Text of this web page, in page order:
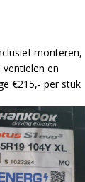
monteren,
en
€215,- per stuk